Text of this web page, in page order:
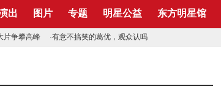
出 图片 专题 明星公益 东方明星馆
片争攀高峰 ·有意不搞笑的葛优，观众认吗